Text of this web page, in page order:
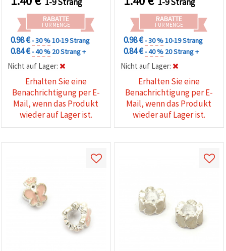
RABATTE
FÜR MENGE
0.98 €- 30 %10-19 Strang
0.84 €- 40 % 20 Strang +
Nicht auf Lager:
Erhalten Sie eine
Benachrichtigung per E-
Mail, wenn das Produkt
wieder auf Lager ist.
RABATTE
FÜR MENGE
0.98 €- 30 %10-19 Strang
0.84 €- 40 % 20 Strang +
Nicht auf Lager:
Erhalten Sie eine
Benachrichtigung per E-
Mail, wenn das Produkt
wieder auf Lager ist.